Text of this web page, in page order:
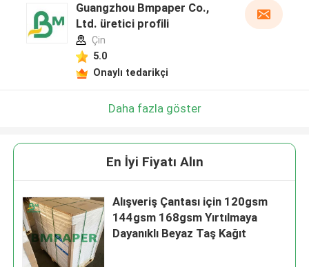
Guangzhou Bmpaper Co.,
Ltd. üretici profili
Çin
5.0
Onaylı tedarikçi
Daha fazla göster
En İyi Fiyatı Alın
Alışveriş Çantası için 120gsm
144gsm 168gsm Yırtılmaya
Dayanıklı Beyaz Taş Kağıt